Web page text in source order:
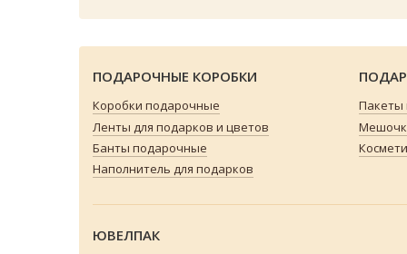
ПОДАРОЧНЫЕ КОРОБКИ
Коробки подарочные
Ленты для подарков и цветов
Банты подарочные
Наполнитель для подарков
Пакеты
ЮВЕЛПАК